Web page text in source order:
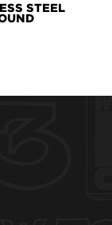
STEEL